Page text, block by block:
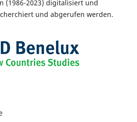
(1986-2023) digitalisiert und
und abgerufen werden.